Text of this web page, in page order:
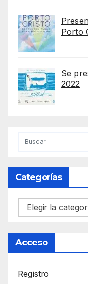
Porto
Se
2022
Categorías
Categorías
Acceso
Registro